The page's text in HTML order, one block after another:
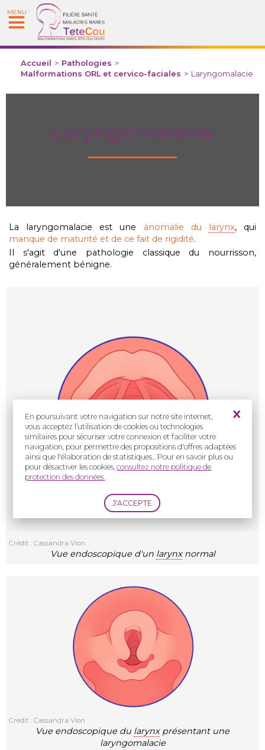
En poursuivant votre navigation sur notre site internet,
vous acceptez l’utilisation de cookies ou technologies
similaires pour sécuriser votre connexion et faciliter votre
navigation, pour permettre des propositions d'offres adaptées
ainsi que l'élaboration de statistiques... Pour en savoir plus ou
pour désactiver les cookies,consultez notre politique de
protection des données.
MENU
Accueil > Pathologies >
Malformations ORL et cervico-faciales > Laryngomalacie
Laryngomalacie
La laryngomalacie est une anomalie du larynx, qui
manque de maturité et de ce fait de rigidité.
Il s'agit d'une pathologie classique du nourrisson,
généralement bénigne.
Crédit : Cassandra Vion
Vue endoscopique d'un larynxnormal
Crédit : Cassandra Vion
Vue endoscopique du larynxprésentant une
laryngomalacie